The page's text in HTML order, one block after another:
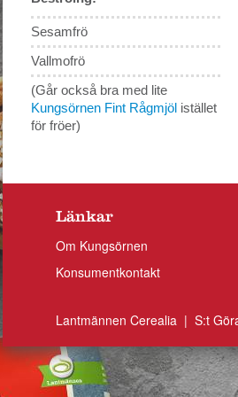
Sesamfrö
Vallmofrö
(Går också bra med lite
Kungsörnen Fint Rågmjöl istället
för fröer)
Länkar
Om Kungsörnen
Konsumentkontakt
Lantmännen Cerealia | S:t